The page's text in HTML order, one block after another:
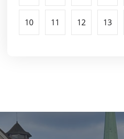
10 11 12 13